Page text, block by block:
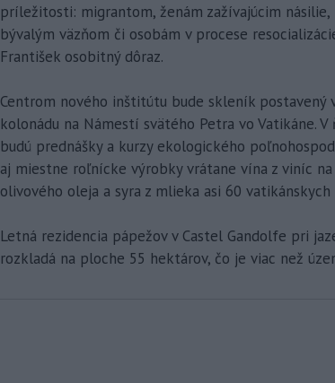
príležitosti: migrantom, ženám zažívajúcim
bývalým väzňom či osobám v procese
František osobitný dôraz.
Centrom nového inštitútu bude skleník postavený
kolonádu na Námestí svätého Petra vo Vatikáne.
budú prednášky a kurzy ekologického
aj miestne roľnícke výrobky vrátane vína z viníc
olivového oleja a syra z mlieka asi 60 vatikánskych
Letná rezidencia pápežov v Castel Gandolfe pri
rozkladá na ploche 55 hektárov, čo je viac než